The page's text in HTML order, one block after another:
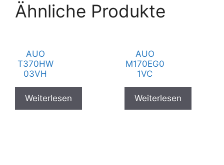
Ähnliche Produkte
AUO
T370HW
03VH
Weiterlesen
AUO
M170EG0
1VC
Weiterlesen